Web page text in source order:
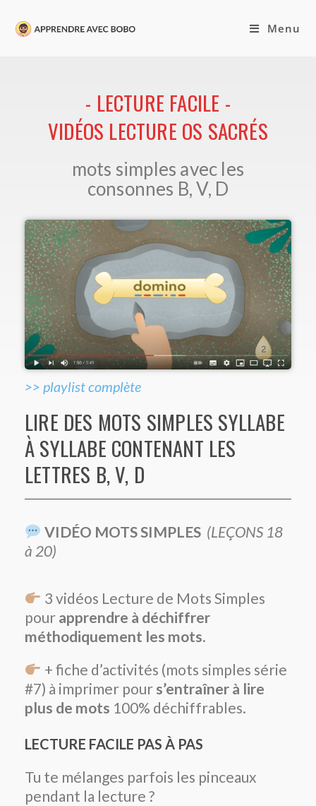
Menu
- LECTURE FACILE -
VIDÉOS LECTURE OS SACRÉS
mots simples avec les
consonnes B, V, D
>> playlist complète
LIRE DES MOTS SIMPLES SYLLABE
À SYLLABE CONTENANT LES
LETTRES B, V, D
VIDÉO MOTS SIMPLES (LEÇONS 18
à 20)
3 vidéos Lecture de Mots Simples
pour apprendre à déchiffrer
méthodiquement les mots.
+ fiche d’activités (mots simples série
#7) à imprimer pour s’entraîner à lire
plus de mots 100% déchiffrables.
LECTURE FACILE PAS À PAS
Tu te mélanges parfois les pinceaux
pendant la lecture ?